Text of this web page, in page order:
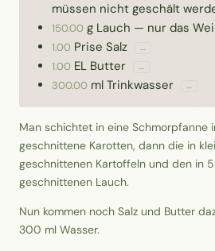
müssen nicht geschält
150.00 g Lauch — nur das
1.00 Prise Salz ↔
1.00 EL Butter ↔
300.00 ml Trinkwasser ↔
Man schichtet in eine Schmorpfanne
geschnittene Karotten, dann die in
geschnittenen Kartoffeln und den in
geschnittenen Lauch.
Nun kommen noch Salz und Butter
300 ml Wasser.